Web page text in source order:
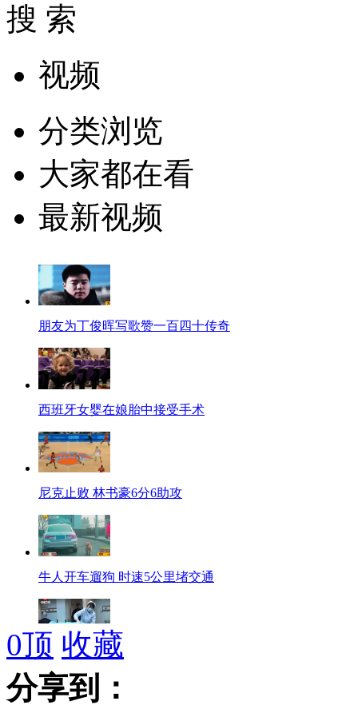
搜 索
视频
分类浏览
大家都在看
最新视频
朋友为丁俊晖写歌赞一百四十传奇
西班牙女婴在娘胎中接受手术
尼克止败 林书豪6分6助攻
牛人开车遛狗 时速5公里堵交通
男子落桥全身裹满沥青 家人放弃治疗
0顶 收藏
分享到：